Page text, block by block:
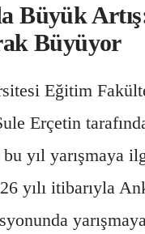
Büyük
Büyüyor
Eğitim
Erçetin
yıl yarışmaya
yılı itibarıyla